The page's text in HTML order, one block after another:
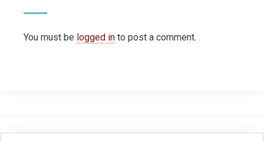
You must be logged in to post a comment.